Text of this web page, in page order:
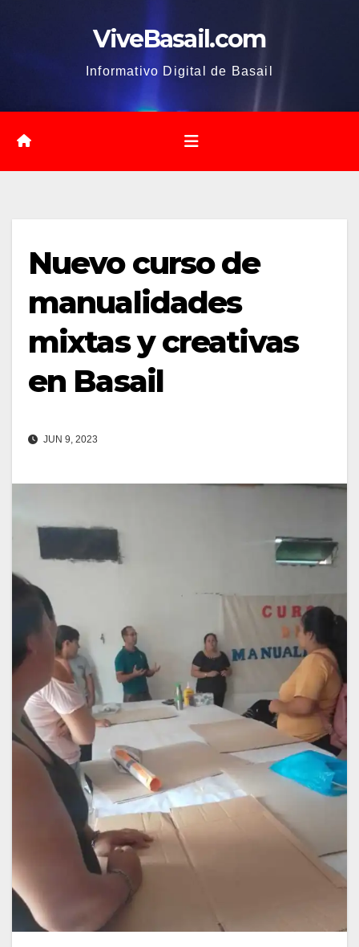
ViveBasail.com
Informativo Digital de Basail
Nuevo curso de
manualidades
mixtas y creativas
en Basail
JUN 9, 2023